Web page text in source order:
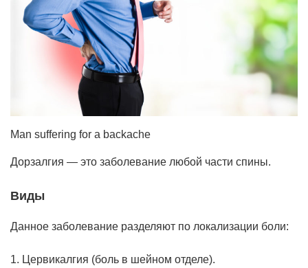
Man suffering for a backache
Дорзалгия — это заболевание любой части спины.
Виды
Данное заболевание разделяют по локализации боли:
1. Цервикалгия (боль в шейном отделе).